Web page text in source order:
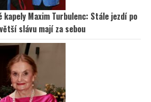
kapely Maxim Turbulenc: Stále jezdí po
slávu mají za sebou